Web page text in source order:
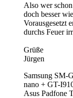
Also wer
doch besser
Vorausgesetzt
durchs Feuer
Grüße
Jürgen
Samsung SM-
nano + GT-
Asus Padfone